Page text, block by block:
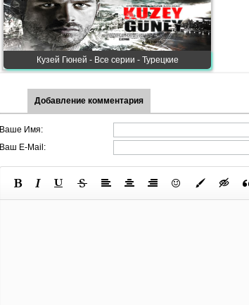
Кузей Гюней - Все серии - Турецкие
Добавление комментария
Ваше Имя:
Ваш E-Mail: